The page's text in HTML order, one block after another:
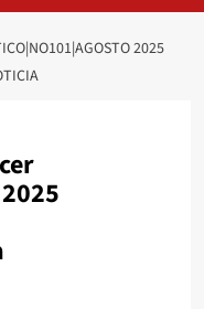
2025